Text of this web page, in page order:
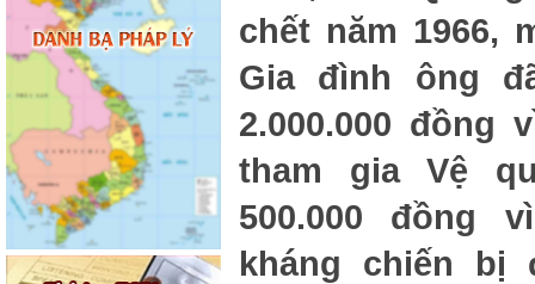
chết năm 1966,
Gia đình ông
2.000.000
tham gia Vệ
500.000 đồng
kháng chiến bị